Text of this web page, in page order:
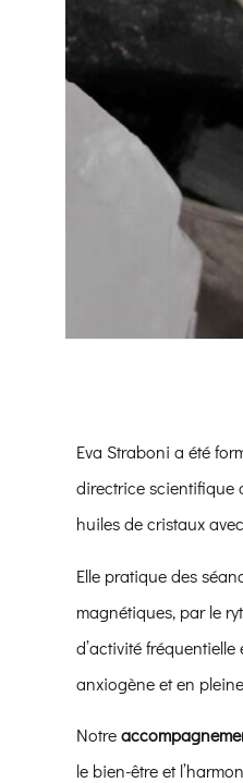
Eva Straboni a été
directrice scientifique
huiles de cristaux avec
Elle pratique des
magnétiques, par le
d’activité
anxiogène et en
Notre
le bien-être et